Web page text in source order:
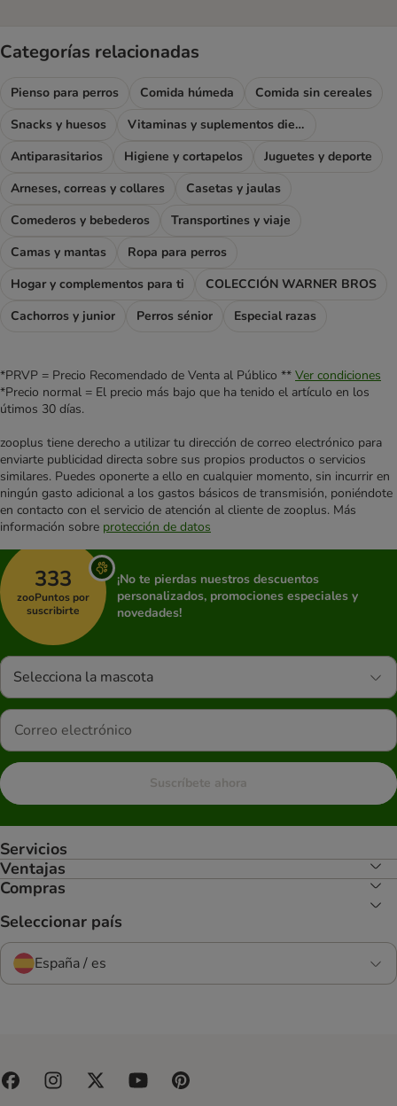
Categorías relacionadas
Pienso para perros Comida húmeda
Comida sin cereales
Snacks y huesos
Vitaminas y suplementos dietéticos
Antiparasitarios
Higiene y cortapelos
Juguetes y deporte
Arneses, correas y collares
Casetas y jaulas
Comederos y bebederos
Transportines y viaje
Camas y mantas
Ropa para perros
Hogar y complementos para ti
COLECCIÓN WARNER BROS
Cachorros y junior
Perros sénior Especial razas
*PRVP = Precio Recomendado de Venta al Público ** Ver condiciones
*Precio normal = El precio más bajo que ha tenido el artículo en los
útimos 30 días.
zooplus tiene derecho a utilizar tu dirección de correo electrónico para
enviarte publicidad directa sobre sus propios productos o servicios
similares. Puedes oponerte a ello en cualquier momento, sin incurrir en
ningún gasto adicional a los gastos básicos de transmisión, poniéndote
en contacto con el servicio de atención al cliente de zooplus. Más
información sobre protección de datos
333
zooPuntos por
suscribirte
¡No te pierdas nuestros descuentos
personalizados, promociones especiales y
novedades!
Selecciona la mascota
Suscríbete ahora
Servicios
Ventajas
Compras
Seleccionar país
España / es